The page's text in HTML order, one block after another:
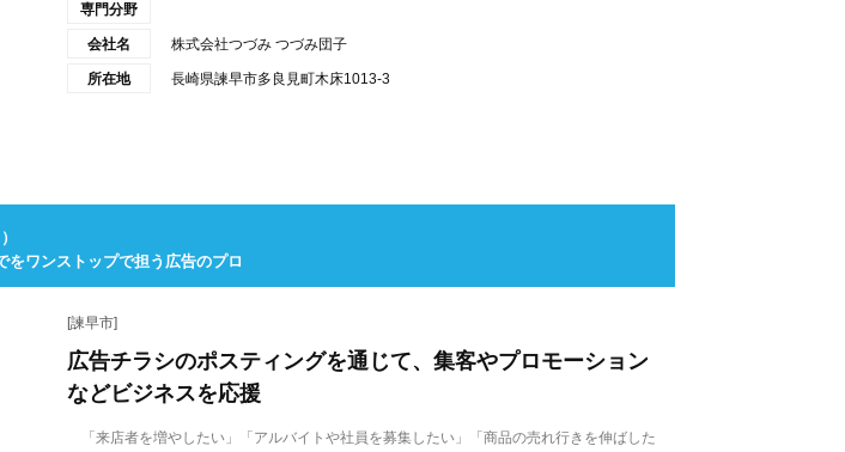
専門分野
会社名 株式会社つづみ つづみ団子
所在地 長崎県諫早市多良見町木床1013-3
をワンストップで担う広告のプロ
[諫早市]
広告チラシのポスティングを通じて、集客やプロモーション
などビジネスを応援
「来店者を増やしたい」「アルバイトや社員を募集したい」「商品の売れ行きを伸ばした